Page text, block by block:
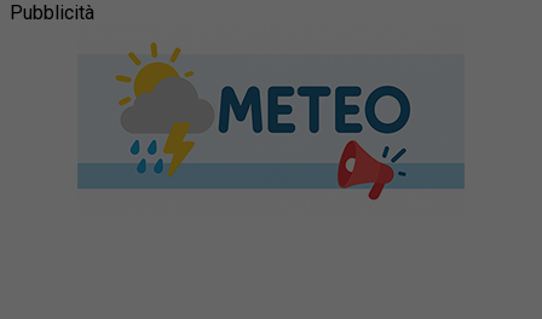
Pubblicità